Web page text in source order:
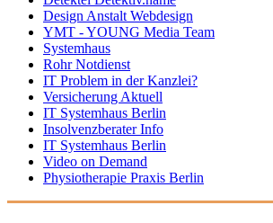
Design Anstalt Webdesign
YMT - YOUNG Media Team
Systemhaus
Rohr Notdienst
IT Problem in der Kanzlei?
Versicherung Aktuell
IT Systemhaus Berlin
Insolvenzberater Info
IT Systemhaus Berlin
Video on Demand
Physiotherapie Praxis Berlin